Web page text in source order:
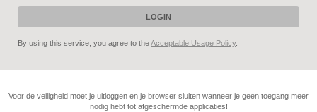
By using this service, you agree to theAcceptable Usage Policy.
Voor de veiligheid moet je uitloggen en je browser sluiten wanneer je geen toegang meer
nodig hebt tot afgeschermde applicaties!